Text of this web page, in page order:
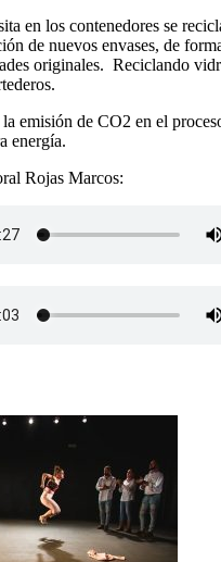
en los contenedores se
de nuevos envases, de
originales. Reciclando
emisión de CO2 en el
energía.
Rojas Marcos: